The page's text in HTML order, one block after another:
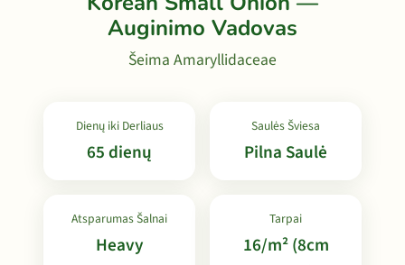
Auginimo Vadovas
Šeima Amaryllidaceae
Dienų iki Derliaus
65 dienų
Saulės Šviesa
Pilna Saulė
Atsparumas Šalnai
Heavy
Tarpai
16/m² (8cm